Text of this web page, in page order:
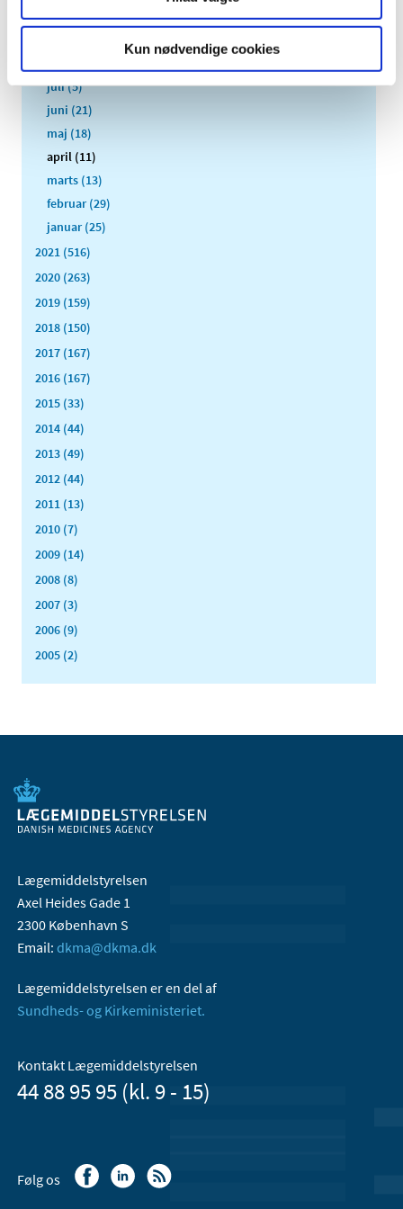
Kun nødvendige cookies
oktober (17)
september (13)
juli (5)
juni (21)
maj (18)
april (11)
marts (13)
februar (29)
januar (25)
2021 (516)
2020 (263)
2019 (159)
2018 (150)
2017 (167)
2016 (167)
2015 (33)
2014 (44)
2013 (49)
2012 (44)
2011 (13)
2010 (7)
2009 (14)
2008 (8)
2007 (3)
2006 (9)
2005 (2)
Lægemiddelstyrelsen
Axel Heides Gade 1
2300 København S
Email: dkma@dkma.dk
Lægemiddelstyrelsen er en del af
Sundheds- og Kirkeministeriet.
Kontakt Lægemiddelstyrelsen
44 88 95 95 (kl. 9 - 15)
Følg os